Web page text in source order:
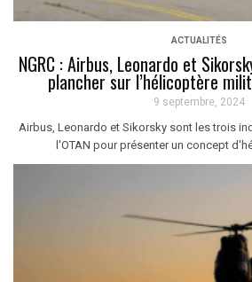
ACTUALITÉS
NGRC : Airbus, Leonardo et
plancher sur l’hélicoptère
9 septembre, 2024
Airbus, Leonardo et Sikorsky sont les trois
l'OTAN pour présenter un concept